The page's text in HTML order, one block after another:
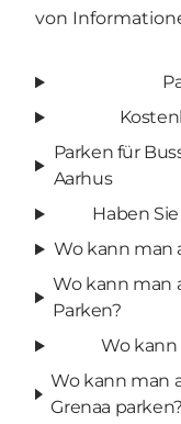
von
Parken für
Aarhus
Haben
Wo kann man
Wo kann man
Parken?
Wo kann
Wo kann man
Grenaa parken?